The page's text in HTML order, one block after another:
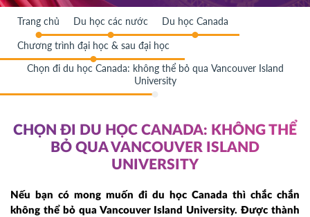
Trang chủ Du học các nước Du học Canada
Chương trình đại học & sau đại học
Chọn đi du học Canada: không thể bỏ qua Vancouver Island
University
CHỌN ĐI DU HỌC CANADA: KHÔNG THỂ
BỎ QUA VANCOUVER ISLAND
UNIVERSITY
Nếu bạn có mong muốn đi du học Canada thì chắc chắn
không thể bỏ qua Vancouver Island University. Được thành